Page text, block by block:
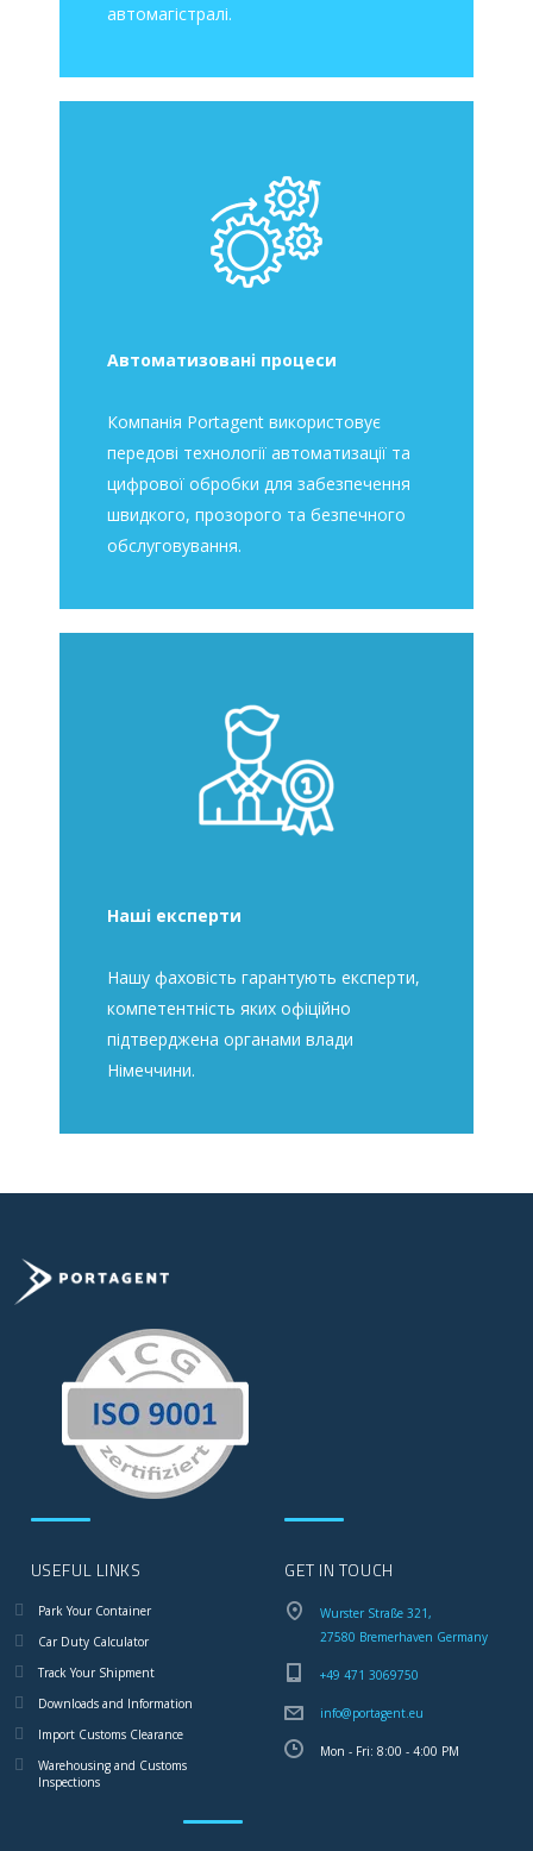
автомагістралі.
Автоматизовані процеси
Компанія Portagent використовує
передові технології автоматизації та
цифрової обробки для забезпечення
швидкого, прозорого та безпечного
обслуговування.
Наші експерти
Нашу фаховість гарантують експерти,
компетентність яких офіційно
підтверджена органами влади
Німеччини.
USEFUL LINKS
Park Your Container
Car Duty Calculator
Track Your Shipment
Downloads and Information
Import Customs Clearance
Warehousing and Customs
Inspections
GET IN TOUCH
Wurster Straße 321,
27580 Bremerhaven Germany
+49 471 3069750
info@portagent.eu
Mon - Fri: 8:00 - 4:00 PM